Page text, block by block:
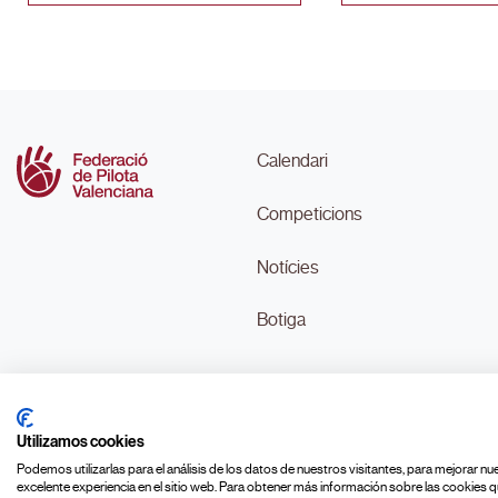
Utilizamos cookies
Podemos utilizarlas para el análisis de los datos de nuestros visitantes, para mejorar
excelente experiencia en el sitio web. Para obtener más información sobre las cookies
Calendari
Competicions
Notícies
Botiga
© FEDPIVAL 2026 |Avís legal|Política de Privacitat|Política de Cookies|